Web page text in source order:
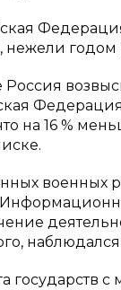
нежели годом
на 16 %
военных
государств с